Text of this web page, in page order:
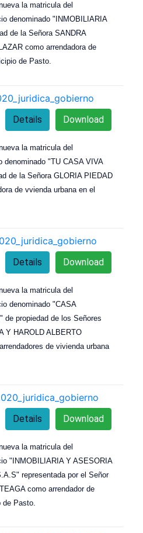
la matricula del
denominado "INMOBILIARIA
de la Señora SANDRA
como arrendadora de
de Pasto.
Download
Details
la matricula del
denominado "TU CASA VIVA
de la Señora GLORIA PIEDAD
de vvienda urbana en el
Download
Details
la matricula del
denominado "CASA
de propiedad de los Señores
Y HAROLD ALBERTO
de vivienda urbana
Download
Details
la matricula del
"INMOBILIARIA Y ASESORIA
representada por el Señor
como arrendador de
Pasto.